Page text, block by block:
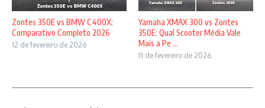
Zontes 350E vs BMW C400X:
Comparativo Completo 2026
12 de fevereiro de 2026
Yamaha XMAX 300 vs Zontes
350E: Qual Scooter Média Vale
Mais a Pe ...
11 de fevereiro de 2026